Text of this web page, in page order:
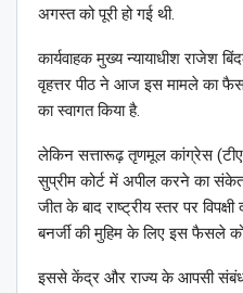
अगस्त को पूरी हो गई थी.
कार्यवाहक मुख्य न्यायाधीश राजेश
वृहत्तर पीठ ने आज इस मामले का
का स्वागत किया है.
लेकिन सत्तारूढ़ तृणमूल कांग्रेस
सुप्रीम कोर्ट में अपील करने का संकेत
जीत के बाद राष्ट्रीय स्तर पर
बनर्जी की मुहिम के लिए इस फैसले
इससे केंद्र और राज्य के आपसी